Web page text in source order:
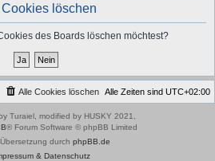
löschen
des Boards löschen möchtest?
Alle Zeiten sind UTC+02:00
Alle Cookies löschen
Turaiel, modified by HUSKY 2021,
® Forum Software © phpBB Limited
durch phpBB.de
& Datenschutz